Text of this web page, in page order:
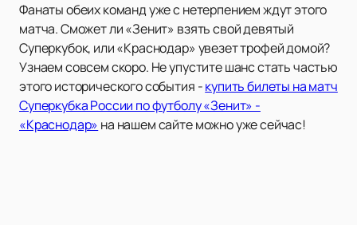
Фанаты обеих команд уже с нетерпением ждут этого
матча. Сможет ли «Зенит» взять свой девятый
Суперкубок, или «Краснодар» увезет трофей домой?
Узнаем совсем скоро. Не упустите шанс стать частью
этого исторического события -купить билеты на матч
Суперкубка России по футболу «Зенит» -
«Краснодар» на нашем сайте можно уже сейчас!